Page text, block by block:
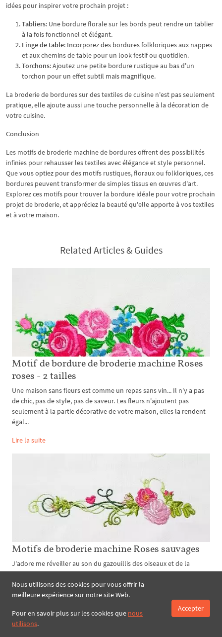
idées pour inspirer votre prochain projet :
Tabliers: Une bordure florale sur les bords peut rendre un tablier
à la fois fonctionnel et élégant.
Linge de table: Incorporez des bordures folkloriques aux nappes
et aux chemins de table pour un look festif ou quotidien.
Torchons: Ajoutez une petite bordure rustique au bas d'un
torchon pour un effet subtil mais magnifique.
La broderie de bordures sur des textiles de cuisine n'est pas seulement
pratique, elle ajoute aussi une touche personnelle à la décoration de
votre cuisine.
Conclusion
Les motifs de broderie machine de bordures offrent des possibilités
infinies pour rehausser les textiles avec élégance et style personnel.
Que vous optiez pour des motifs rustiques, floraux ou folkloriques, ces
bordures peuvent transformer de simples tissus en œuvres d'art.
Explorez ces motifs pour trouver la bordure idéale pour votre prochain
projet de broderie, et appréciez la beauté qu'elle apporte à vos textiles
et à votre maison.
Related Articles & Guides
Motif de bordure de broderie machine Roses
roses - 2 tailles
Une maison sans fleurs est comme un repas sans vin... Il n'y a pas
de chic, pas de style, pas de saveur. Les fleurs n'ajoutent pas
seulement à la partie décorative de votre maison, elles la rendent
égal...
Lire la suite
Motifs de broderie machine Roses sauvages
J'adore me réveiller au son du gazouillis des oiseaux et de la
redolence sensationnelle des roses sauvages en fleurs dans mon
jardin - n'a jamais dit aucun citadin. Oui, la vie dans les grandes
villes n...
Lire la suite
Nous utilisons des cookies pour vous offrir la
meilleure expérience sur notre site Web.
Pour en savoir plus sur les cookies que nous
utilisons.
Accepter